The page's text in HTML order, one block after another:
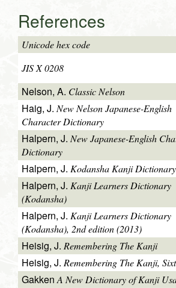
References
Unicode hex code
JIS X 0208
Nelson, A. Classic Nelson
Haig, J.New Nelson Japanese-English
Character Dictionary
Halpern, J. New Japanese-English
Dictionary
Halpern, J. Kodansha Kanji Dictionary
Halpern, J. Kanji Learners Dictionary
(Kodansha)
Halpern, J. Kanji Learners Dictionary
(Kodansha), 2nd edition (2013)
Heisig, J. Remembering The Kanji
Heisig, J. Remembering The Kanji,
GakkenA New Dictionary of Kanji